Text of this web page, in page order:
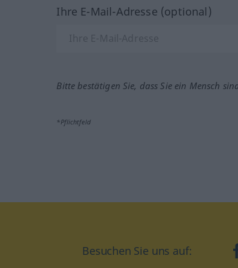
Ihre E-Mail-Adresse (optional)
Bitte bestätigen Sie, dass Sie ein Mensch
*Pflichtfeld
Besuchen Sie uns auf: